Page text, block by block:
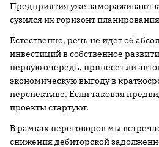
Предприятия уже замораживают
сузился их горизонт
Естественно, речь не идет об
инвестиций в собственное
первую очередь, принесет ли
экономическую выгоду в
перспективе. Если таковая
проекты стартуют.
В рамках переговоров мы
снижения дебиторской